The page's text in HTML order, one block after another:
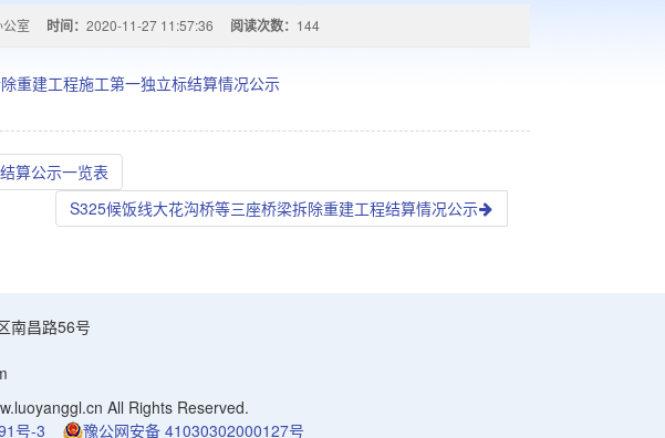
室 时间： 2020-11-27 11:57:36 阅读次数： 144
重建工程施工第一独立标结算情况公示
算公示一览表
S325候饭线大花沟桥等三座桥梁拆除重建工程结算情况公示
南昌路56号
All Rights Reserved.
号-3 豫公网安备 41030302000127号